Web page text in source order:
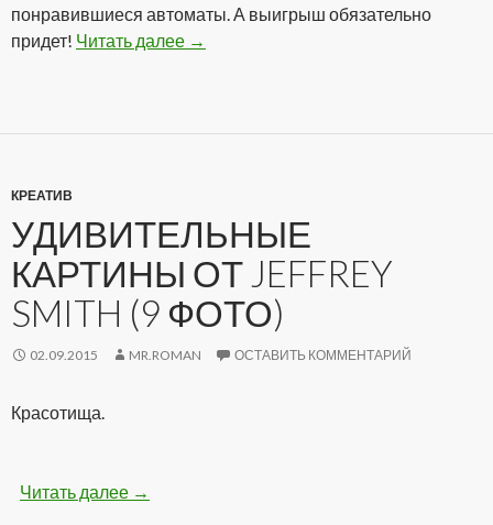
понравившиеся автоматы. А выигрыш обязательно
придет! Читать далее Реальное казино онлайн!
→
КРЕАТИВ
УДИВИТЕЛЬНЫЕ
КАРТИНЫ ОТ JEFFREY
SMITH (9 ФОТО)
02.09.2015 MR.ROMAN ОСТАВИТЬ КОММЕНТАРИЙ
Красотища.
Читать далее Удивительные картины от Jeffrey Smith (9
→